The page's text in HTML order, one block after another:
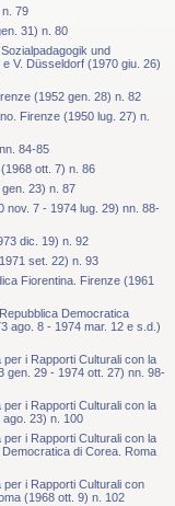
79
31) n. 80
und
V. Düsseldorf (1970 giu. 26)
(1952 gen. 28) n. 82
Firenze (1950 lug. 27) n.
84-85
ott. 7) n. 86
23) n. 87
nov. 7 - 1974 lug. 29) nn. 88-
dic. 19) n. 92
set. 22) n. 93
Fiorentina. Firenze (1961
Democratica
ago. 8 - 1974 mar. 12 e s.d.)
i Rapporti Culturali con la
gen. 29 - 1974 ott. 27) nn. 98-
i Rapporti Culturali con la
ago. 23) n. 100
i Rapporti Culturali con la
di Corea. Roma
i Rapporti Culturali con
(1968 ott. 9) n. 102